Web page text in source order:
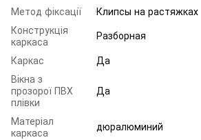
Метод фіксації
Клипсы на растяжках
Конструкція
каркаса
Разборная
Каркас
Да
Вікна з
прозорої ПВХ
плівки
Да
Матеріал
каркаса
дюралюминий